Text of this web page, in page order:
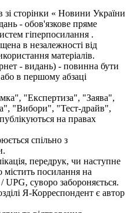
зі сторінки « Новини України
- обов'язкове пряме
гіперпосилання .
в незалежності від
матеріалів.
- видань) - повинна бути
в першому абзаці
"Експертиза", "Заява",
"Вибори", "Тест-драйв",
на правах
спільно з
передрук, чи наступне
посилання на
UPG, суворо забороняється.
Я-Корреспондент є автор